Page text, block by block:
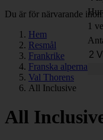
1
Du är för närvarande inom
Hem
Resmål
Frankrike
Franska alperna
Val Thorens
All Inclusive
All